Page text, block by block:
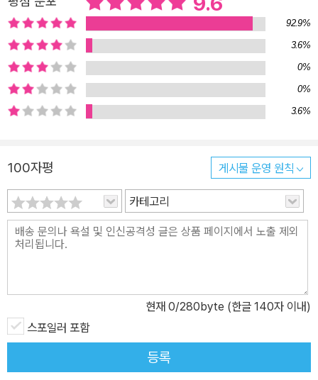
92.9%
3.6%
0%
0%
3.6%
100자평 게시물 운영 원칙
카테고리
현재 0/280byte (한글 140자 이내)
스포일러 포함
등록